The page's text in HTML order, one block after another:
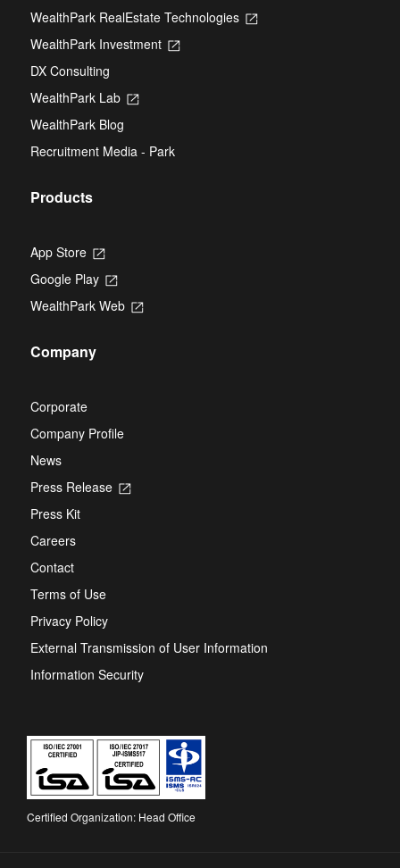
a
WealthPark RealEstate Technologies
Opens
WealthPark Investment
Opens
DX Consulting
WealthPark Lab
Opens
new
tab
WealthPark Blog
Recruitment Media - Park
Products
App Store
Opens
a
new
tab
Google Play
Opens
a
WealthPark Web
Opens
Company
Corporate
Company Profile
News
Press Release
Opens
Press Kit
Careers
Contact
Terms of Use
Privacy Policy
External Transmission of User Information
Information Security
Certified Organization: Head Office